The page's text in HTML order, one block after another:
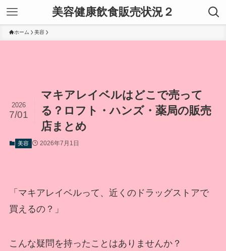
美容健康飲食販売状況２
ホーム 美容
マキアレイベルはどこで売って
る？ロフト・ハンズ・薬局の販売
店まとめ
2026
7/01
美容 2026年7月1日
「マキアレイベルって、近くのドラッグストアで
買えるの？」
こんな疑問を持ったことはありませんか？